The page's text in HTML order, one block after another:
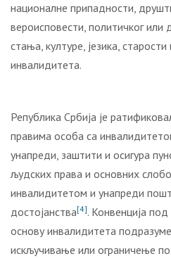
националне припадности,
вероисповести, политичког или
стања, културе, језика,
инвалидитета.
Република Србија је
правима особа са
унапреди, заштити и осигура
људских права и основних
инвалидитетом и унапреди
достојанства[4]. Конвенција
основу инвалидитета
искључивање или ограничење